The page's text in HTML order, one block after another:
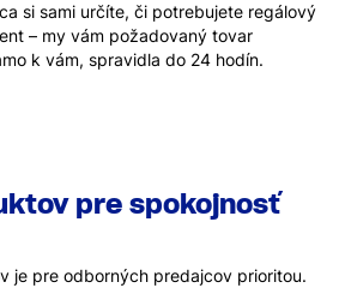
si sami určíte, či potrebujete regálový
– my vám požadovaný tovar
k vám, spravidla do 24 hodín.
pre spokojnosť
je pre odborných predajcov prioritou.